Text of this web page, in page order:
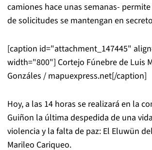
camiones hace unas semanas-
de solicitudes se mantengan en
[caption id="attachment_147445"
width="800"] Cortejo Fúnebre de Luis
Gonzáles / mapuexpress.net[/caption]
Hoy, a las 14 horas se realizará en la
Guiñon la última despedida de una
violencia y la falta de paz: El Eluwün
Marileo Cariqueo.